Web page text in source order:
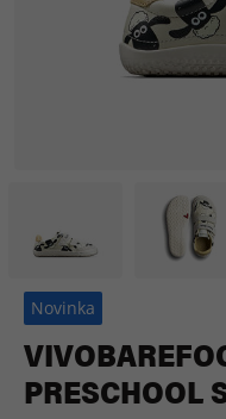
Novinka
PRESCHOOL